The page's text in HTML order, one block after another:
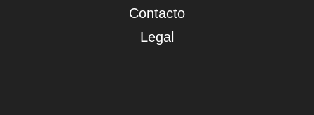
Contacto
Legal